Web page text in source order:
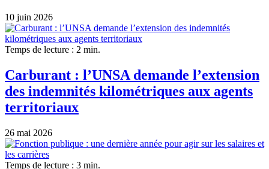
10 juin 2026
Temps de lecture : 2 min.
Carburant : l’UNSA demande l’extension
des indemnités kilométriques aux agents
territoriaux
26 mai 2026
Temps de lecture : 3 min.